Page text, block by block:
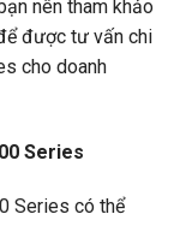
nên tham khảo
được tư vấn chi
cho doanh
Series
Series có thể